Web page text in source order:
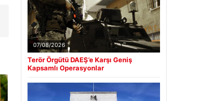
07/08/2026
Terör Örgütü DAEŞ’e Karşı Geniş
Kapsamlı Operasyonlar